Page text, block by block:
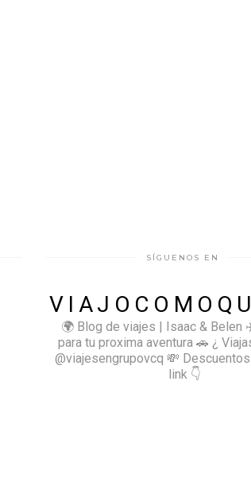
SÍGUENOS EN
🌍 Blog de viajes | Isaac & Belen
para tu proxima aventura 🚗 ¿
@viajesengrupovcq 💸
link 👇